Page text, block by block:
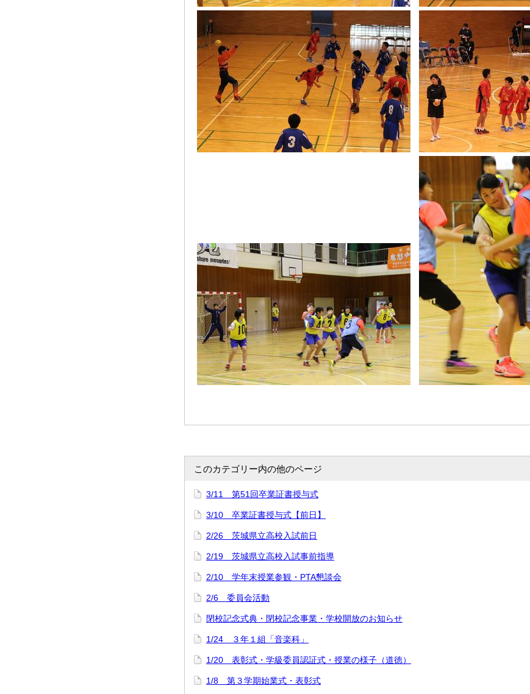
このカテゴリー内の他のページ
3/11 第51回卒業証書授与式
3/10 卒業証書授与式【前日】
2/26 茨城県立高校入試前日
2/19 茨城県立高校入試事前指導
2/10 学年末授業参観・PTA懇談会
2/6 委員会活動
閉校記念式典・閉校記念事業・学校開放のお知らせ
1/24 ３年１組「音楽科」
1/20 表彰式・学級委員認証式・授業の様子（道徳）
1/8 第３学期始業式・表彰式